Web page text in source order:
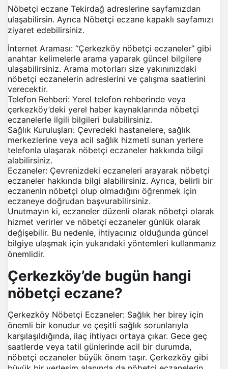
Nöbetçi eczane Tekirdağ adreslerine sayfamızdan
ulaşabilirsin. Ayrıca Nöbetçi eczane kapaklı sayfamızı
ziyaret edebilirsiniz.
İnternet Araması: “Çerkezköy nöbetçi eczaneler” gibi
anahtar kelimelerle arama yaparak güncel bilgilere
ulaşabilirsiniz. Arama motorları size yakınınızdaki
nöbetçi eczanelerin adreslerini ve çalışma saatlerini
verecektir.
Telefon Rehberi: Yerel telefon rehberinde veya
çerkezköy’deki yerel haber kaynaklarında nöbetçi
eczanelerle ilgili bilgileri bulabilirsiniz.
Sağlık Kuruluşları: Çevredeki hastanelere, sağlık
merkezlerine veya acil sağlık hizmeti sunan yerlere
telefonla ulaşarak nöbetçi eczaneler hakkında bilgi
alabilirsiniz.
Eczaneler: Çevrenizdeki eczaneleri arayarak nöbetçi
eczaneler hakkında bilgi alabilirsiniz. Ayrıca, belirli bir
eczanenin nöbetçi olup olmadığını öğrenmek için
eczaneye doğrudan başvurabilirsiniz.
Unutmayın ki, eczaneler düzenli olarak nöbetçi olarak
hizmet verirler ve nöbetçi eczaneler günlük olarak
değişebilir. Bu nedenle, ihtiyacınız olduğunda güncel
bilgiye ulaşmak için yukarıdaki yöntemleri kullanmanız
önemlidir.
Çerkezköy’de bugün hangi
nöbetçi eczane?
Çerkezköy Nöbetçi Eczaneler: Sağlık her birey için
önemli bir konudur ve çeşitli sağlık sorunlarıyla
karşılaşıldığında, ilaç ihtiyacı ortaya çıkar. Gece geç
saatlerde veya tatil günlerinde acil bir durumda,
nöbetçi eczaneler büyük önem taşır. Çerkezköy gibi